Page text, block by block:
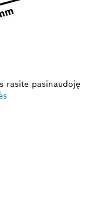
rasite pasinaudoję